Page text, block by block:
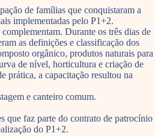
de famílias que conquistaram a
implementadas pelo P1+2.
Durante os três dias de
as definições e classificação dos
orgânico, produtos naturais para
de nível, horticultura e criação de
prática, a capacitação resultou na
e canteiro comum.
que faz parte do contrato de patrocínio
do P1+2.